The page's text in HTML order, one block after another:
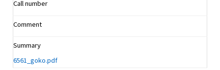
Call number
Comment
Summary
6561_goko.pdf